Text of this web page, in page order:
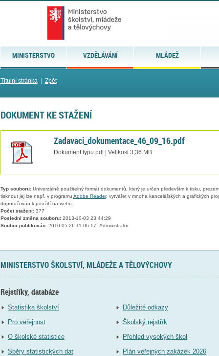
MINISTERSTVO VZDĚLÁVÁNÍ MLÁDEŽ
Titulní stránka| Zpět
DOKUMENT KE STAŽENÍ
Zadavaci_dokumentace_46_09_16.pdf
Dokument typu pdf | Velikost 3,36 MB
Typ souboru:Univerzálně použitelný formát dokumentů, který je určen především k tisku,
tisknout jej lze např. v programu Adobe Reader, vytvářet v mnoha kancelářských a grafických
doporučován k použití na webu.
Počet stažení:377
Poslední změna souboru:2013-10-03 23:44:29
Soubor publikován:2010-05-26 11:06:17, Administrator
MINISTERSTVO ŠKOLSTVÍ, MLÁDEŽE A TĚLOVÝCHOVY
Rejstříky, databáze
Statistika školství
Pro veřejnost
O školské statistice
Sběry statistických dat
Důležité odkazy
Školský rejstřík
Přehled vysokých škol
Plán veřejných zakázek 2026